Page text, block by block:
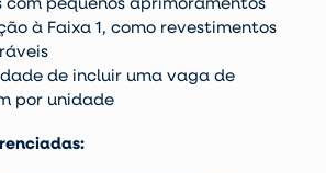
à Faixa 1, como revestimentos
de incluir uma vaga de
por unidade